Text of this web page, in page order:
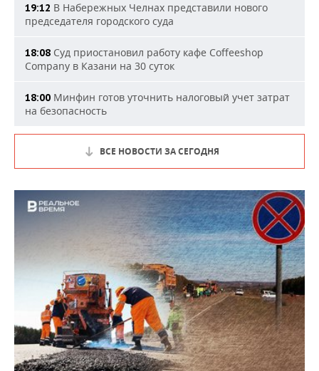
19:12 В Набережных Челнах представили нового
председателя городского суда
18:08 Суд приостановил работу кафе Coffeeshop
Company в Казани на 30 суток
18:00 Минфин готов уточнить налоговый учет затрат
на безопасность
ВСЕ НОВОСТИ ЗА СЕГОДНЯ